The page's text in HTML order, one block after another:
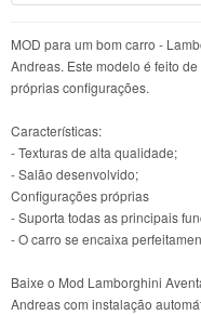
MOD para um bom carro -
Andreas. Este modelo é feito
próprias configurações.
Características:
- Texturas de alta qualidade;
- Salão desenvolvido;
Configurações próprias
- Suporta todas as principais
- O carro se encaixa
Baixe o Mod Lamborghini
Andreas com instalação